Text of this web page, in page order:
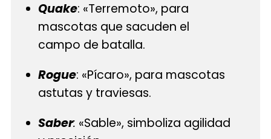
Quake: «Terremoto», para
mascotas que sacuden el
campo de batalla.
Rogue: «Pícaro», para mascotas
astutas y traviesas.
Saber: «Sable», simboliza agilidad